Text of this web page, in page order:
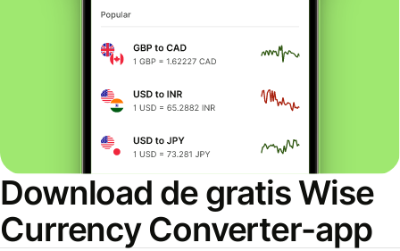
Download de gratis Wise
Currency Converter-app